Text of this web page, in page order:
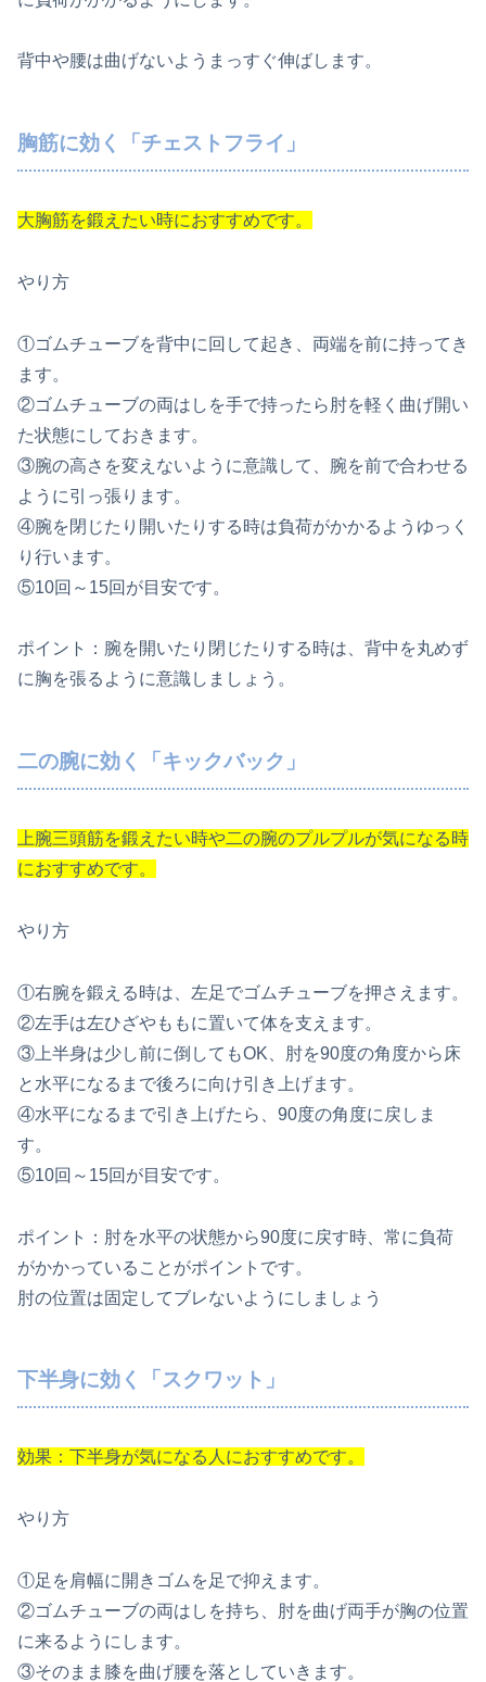
背中や腰は曲げないようまっすぐ伸ばします。
胸筋に効く「チェストフライ」
大胸筋を鍛えたい時におすすめです。
やり方
①ゴムチューブを背中に回して起き、両端を前に持ってき
ます。
②ゴムチューブの両はしを手で持ったら肘を軽く曲げ開い
た状態にしておきます。
③腕の高さを変えないように意識して、腕を前で合わせる
ように引っ張ります。
④腕を閉じたり開いたりする時は負荷がかかるようゆっく
り行います。
⑤10回～15回が目安です。
ポイント：腕を開いたり閉じたりする時は、背中を丸めず
に胸を張るように意識しましょう。
二の腕に効く「キックバック」
上腕三頭筋を鍛えたい時や二の腕のプルプルが気になる時
におすすめです。
やり方
①右腕を鍛える時は、左足でゴムチューブを押さえます。
②左手は左ひざやももに置いて体を支えます。
③上半身は少し前に倒してもOK、肘を90度の角度から床
と水平になるまで後ろに向け引き上げます。
④水平になるまで引き上げたら、90度の角度に戻しま
す。
⑤10回～15回が目安です。
ポイント：肘を水平の状態から90度に戻す時、常に負荷
がかかっていることがポイントです。
肘の位置は固定してブレないようにしましょう
下半身に効く「スクワット」
効果：下半身が気になる人におすすめです。
やり方
①足を肩幅に開きゴムを足で抑えます。
②ゴムチューブの両はしを持ち、肘を曲げ両手が胸の位置
に来るようにします。
③そのまま膝を曲げ腰を落としていきます。